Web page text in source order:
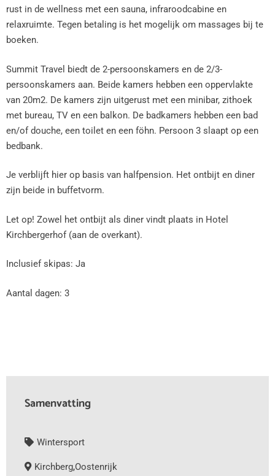
rust in de wellness met een sauna, infraroodcabine en
relaxruimte. Tegen betaling is het mogelijk om massages bij te
boeken.
Summit Travel biedt de 2-persoonskamers en de 2/3-
persoonskamers aan. Beide kamers hebben een oppervlakte
van 20m2. De kamers zijn uitgerust met een minibar, zithoek
met bureau, TV en een balkon. De badkamers hebben een bad
en/of douche, een toilet en een föhn. Persoon 3 slaapt op een
bedbank.
Je verblijft hier op basis van halfpension. Het ontbijt en diner
zijn beide in buffetvorm.
Let op! Zowel het ontbijt als diner vindt plaats in Hotel
Kirchbergerhof (aan de overkant).
Inclusief skipas: Ja
Aantal dagen: 3
Samenvatting
Wintersport
Kirchberg,Oostenrijk